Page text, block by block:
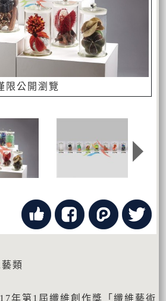
限公開瀏覽
類
年第1屆纖維創作獎「纖維藝術